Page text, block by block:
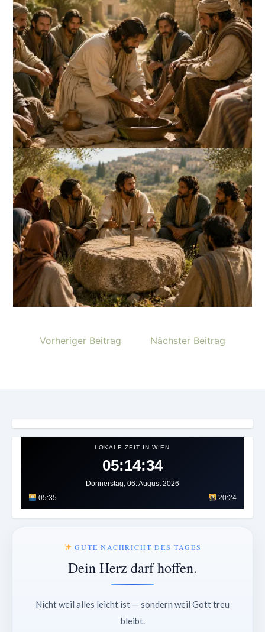
Vorheriger Beitrag Nächster Beitrag
LOKALE ZEIT IN WIEN
05:14:37
Donnerstag, 06. August 2026
05:35
20:24
GUTE NACHRICHT DES TAGES
Dein Herz darf hoffen.
Nicht weil alles leicht ist — sondern weil Gott treu
bleibt.